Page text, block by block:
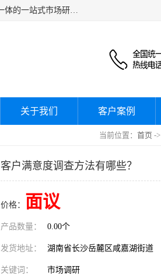
湖南群狼市场调研服务有限公司是一家集问卷设计、市场调查执行、数据统计分析、报告撰写、研究咨询为一体的一站式市场研究服务机构，主要服务：市场调研、三方评估、满意度研究、快消研究、地产物业调查、品牌研究、神秘顾客调查、行业研究、产品研究、公共事务专项调查等。
关于我们 客户案例
当前位置： 首页 ->
客户满意度调查方法有哪些？
价格： 面议
产品数量： 0.00个
发货地址： 湖南省长沙岳麓区咸嘉湖街道
关键词： 市场调研